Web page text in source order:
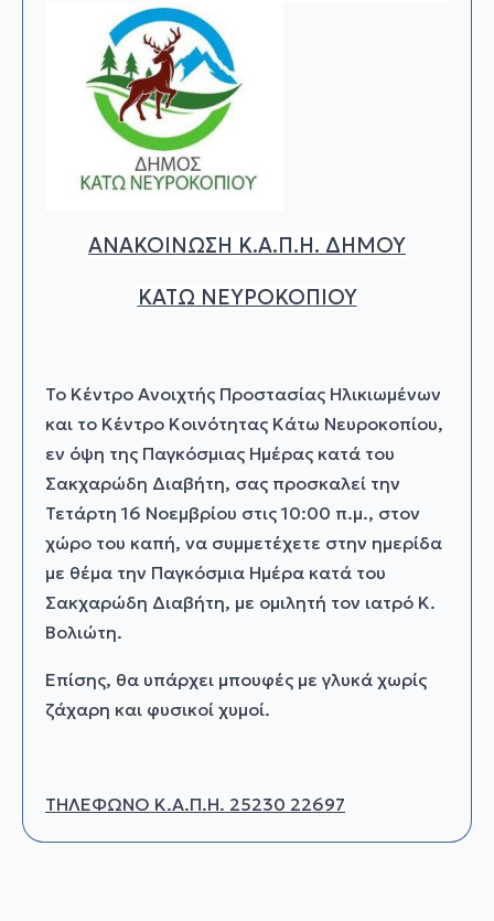
ΑΝΑΚΟΙΝΩΣΗ Κ.Α.Π.Η. ΔΗΜΟΥ
ΚΑΤΩ ΝΕΥΡΟΚΟΠΙΟΥ
Το Κέντρο Ανοιχτής Προστασίας Ηλικιωμένων
και το Κέντρο Κοινότητας Κάτω Νευροκοπίου,
εν όψη της Παγκόσμιας Ημέρας κατά του
Σακχαρώδη Διαβήτη, σας προσκαλεί την
Τετάρτη 16 Νοεμβρίου στις 10:00 π.μ., στον
χώρο του καπή, να συμμετέχετε στην ημερίδα
με θέμα την Παγκόσμια Ημέρα κατά του
Σακχαρώδη Διαβήτη, με ομιλητή τον ιατρό Κ.
Βολιώτη.
Επίσης, θα υπάρχει μπουφές με γλυκά χωρίς
ζάχαρη και φυσικοί χυμοί.
ΤΗΛΕΦΩΝΟ Κ.Α.Π.Η. 25230 22697